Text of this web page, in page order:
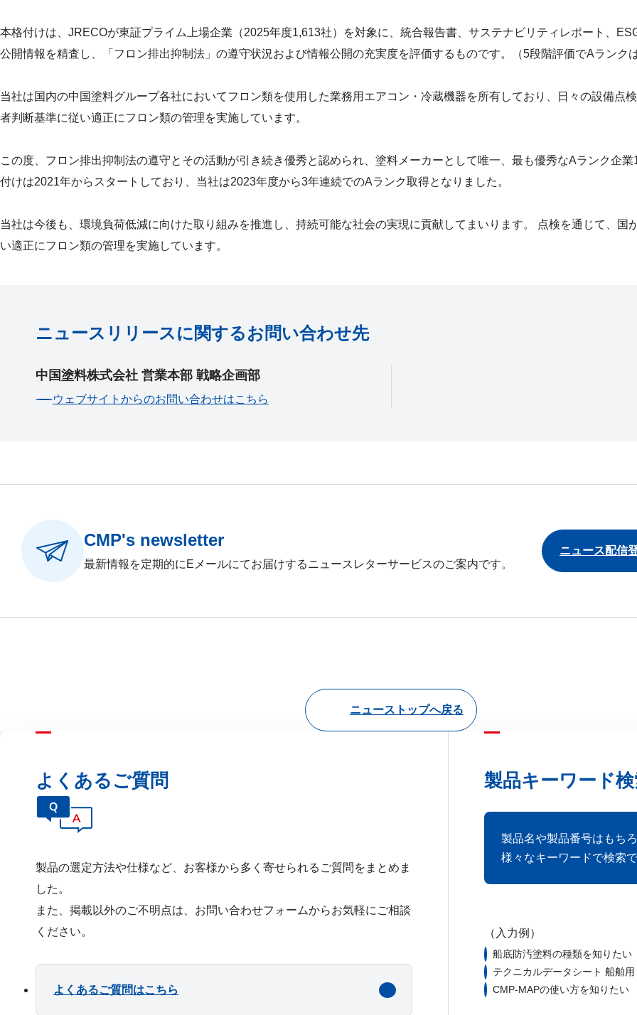
本格付けは、JRECOが東証プライム上場企業（2025年度1,613社）を対象に、統合報告書、サステナビリティレポート、
公開情報を精査し、「フロン排出抑制法」の遵守状況および情報公開の充実度を評価するものです。（5段階評価でAランク
当社は国内の中国塗料グループ各社においてフロン類を使用した業務用エアコン・冷蔵機器を所有しており、日々の設備点
者判断基準に従い適正にフロン類の管理を実施しています。
この度、フロン排出抑制法の遵守とその活動が引き続き優秀と認められ、塗料メーカーとして唯一、最も優秀なAランク企
付けは2021年からスタートしており、当社は2023年度から3年連続でのAランク取得となりました。
当社は今後も、環境負荷低減に向けた取り組みを推進し、持続可能な社会の実現に貢献してまいります。 点検を通じて、国
い適正にフロン類の管理を実施しています。
ニュースリリースに関するお問い合わせ先
中国塗料株式会社 営業本部 戦略企画部
ウェブサイトからのお問い合わせはこちら
CMP's newsletter
最新情報を定期的にEメールにてお届けするニュースレターサービスのご案内です。
ニュース配信
ニューストップへ戻る
よくあるご質問
製品の選定⽅法や仕様など、お客様から多く寄せられるご質問をまとめま
した。
また、掲載以外のご不明点は、お問い合わせフォームからお気軽にご相談
ください。
よくあるご質問はこちら
製品キーワード
製品名や製品番号はもち
様々なキーワードで検索
（入力例）
船底防汚塗料の種類を知りたい
テクニカルデータシート 船舶用
CMP-MAPの使い方を知りたい